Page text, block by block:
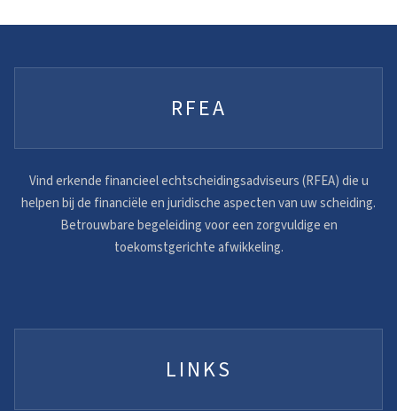
RFEA
Vind erkende financieel echtscheidingsadviseurs (RFEA) die u
helpen bij de financiële en juridische aspecten van uw scheiding.
Betrouwbare begeleiding voor een zorgvuldige en
toekomstgerichte afwikkeling.
LINKS